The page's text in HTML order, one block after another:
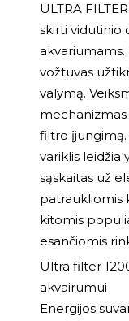
ULTRA
skirti vidutinio
vožtuvas
valymą.
filtro
variklis leidžia
sąskaitas už
patraukliomis
kitomis
esančiomis
Ultra filter
akvairumui
Energijos